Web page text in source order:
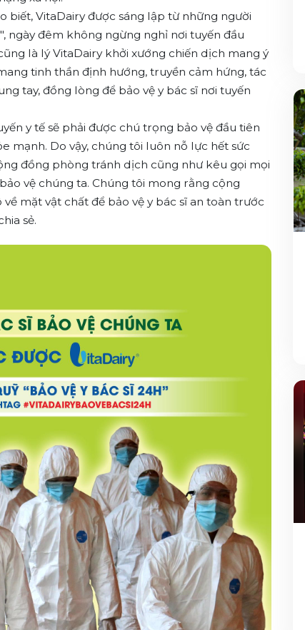
biết, VitaDairy được sáng lập từ những người
ngày đêm không ngừng nghỉ nơi tuyến đầu
là lý VitaDairy khởi xướng chiến dịch mang ý
tinh thần định hướng, truyền cảm hứng, tác
tay, đồng lòng để bảo vệ y bác sĩ nơi tuyến
y tế sẽ phải được chú trọng bảo vệ đầu tiên
mạnh. Do vậy, chúng tôi luôn nỗ lực hết sức
đồng phòng tránh dịch cũng như kêu gọi mọi
vệ chúng ta. Chúng tôi mong rằng cộng
mặt vật chất để bảo vệ y bác sĩ an toàn trước
sẻ.